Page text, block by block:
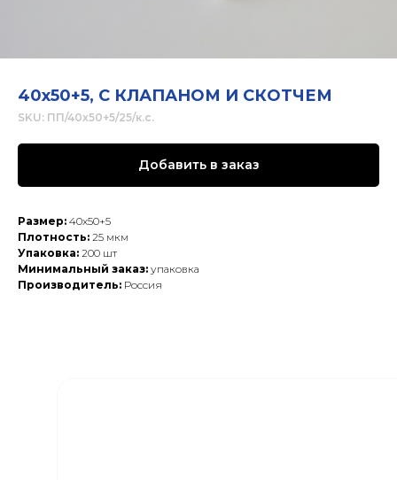
40х50+5, С КЛАПАНОМ И СКОТЧЕМ
SKU: ПП/40х50+5/25/к.с.
Добавить в заказ
Размер: 40х50+5
Плотность: 25 мкм
Упаковка: 200 шт
Минимальный заказ: упаковка
Производитель: Россия